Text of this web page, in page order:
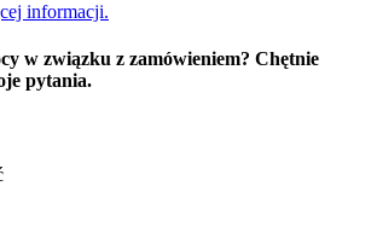
informacji.
w związku z zamówieniem? Chętnie
pytania.